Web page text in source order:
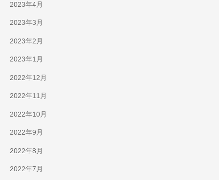
2023年4月
2023年3月
2023年2月
2023年1月
2022年12月
2022年11月
2022年10月
2022年9月
2022年8月
2022年7月